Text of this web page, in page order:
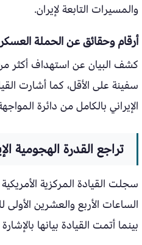
والمسيرات التابعة لإيران.
أرقام وحقائق عن الحملة
سفينة على الأقل، كما أشارت
الإيراني بالكامل من دائرة
تراجع القدرة الهجومية
سجلت القيادة المركزية
الساعات الأربع والعشرين الأولى
بينما أتمت القيادة بيانها